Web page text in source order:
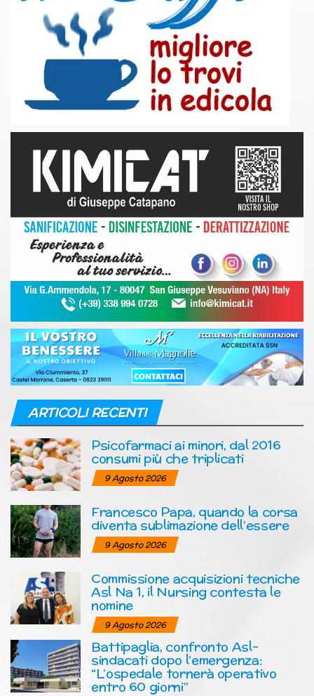
ARTICOLI RECENTI
Psicofarmaci ai minori, dal 2016
consumi più che triplicati
9 Agosto 2026
Francesco Papa, quando la corsa
diventa sublimazione dell’essere
9 Agosto 2026
Commissione acquisizioni tecniche
Asl Na 1, il Nursing contesta le
nomine
9 Agosto 2026
Battipaglia, confronto Asl-
sindacati dopo l’emergenza:
“L’ospedale tornerà operativo
entro 60 giorni”